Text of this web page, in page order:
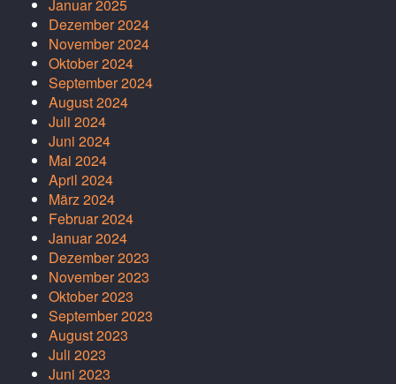
Januar 2025
Dezember 2024
November 2024
Oktober 2024
September 2024
August 2024
Juli 2024
Juni 2024
Mai 2024
April 2024
März 2024
Februar 2024
Januar 2024
Dezember 2023
November 2023
Oktober 2023
September 2023
August 2023
Juli 2023
Juni 2023